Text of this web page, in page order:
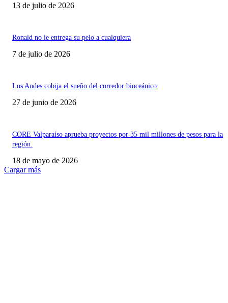
13 de julio de 2026
Ronald no le entrega su pelo a cualquiera
7 de julio de 2026
Los Andes cobija el sueño del corredor bioceánico
27 de junio de 2026
CORE Valparaíso aprueba proyectos por 35 mil millones de pesos para la
región.
18 de mayo de 2026
Cargar más